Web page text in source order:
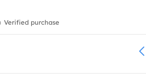
Verified purchase